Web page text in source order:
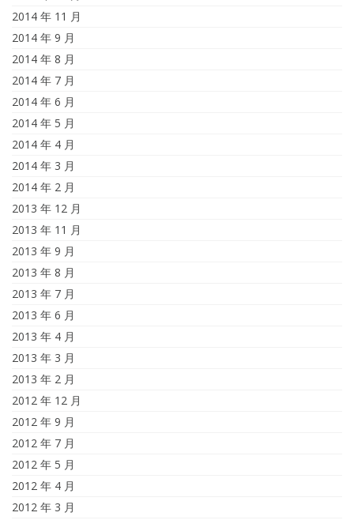
2014 年 11 月
2014 年 9 月
2014 年 8 月
2014 年 7 月
2014 年 6 月
2014 年 5 月
2014 年 4 月
2014 年 3 月
2014 年 2 月
2013 年 12 月
2013 年 11 月
2013 年 9 月
2013 年 8 月
2013 年 7 月
2013 年 6 月
2013 年 4 月
2013 年 3 月
2013 年 2 月
2012 年 12 月
2012 年 9 月
2012 年 7 月
2012 年 5 月
2012 年 4 月
2012 年 3 月